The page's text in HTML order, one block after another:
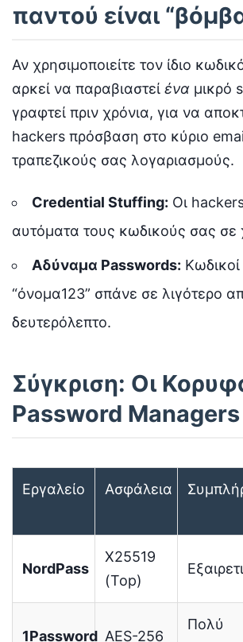
παντού είναι
Αν χρησιμοποιείτε τον ίδιο
αρκεί να παραβιαστεί ένα μικρό
γραφτεί πριν χρόνια, για να
hackers πρόσβαση στο κύριο
τραπεζικούς σας λογαριασμούς.
Credential Stuffing: Οι
αυτόματα τους κωδικούς σας σε
Αδύναμα Passwords:
“όνομα123” σπάνε σε λιγότερο
δευτερόλεπτο.
Σύγκριση: Οι
Password Managers
Εργαλείο Ασφάλεια
NordPass
X25519
(Top)
1Password AES-256
Πολύ